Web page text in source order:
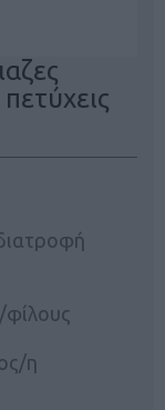
φίλους
η